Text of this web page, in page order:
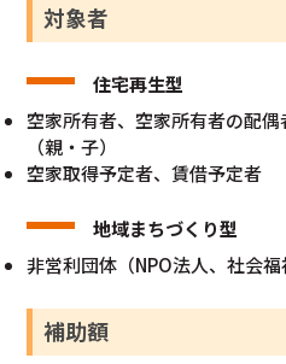
対象者
住宅再生型
空家所有者、空家所有者の配
（親・子）
空家取得予定者、賃借予定者
地域まちづくり型
非営利団体（NPO法人、社会
補助額